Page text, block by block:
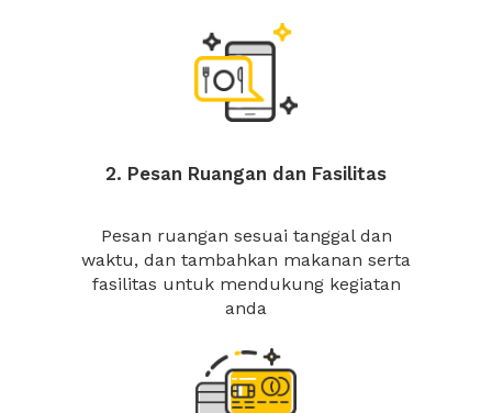
2. Pesan Ruangan dan Fasilitas
Pesan ruangan sesuai tanggal dan
waktu, dan tambahkan makanan serta
fasilitas untuk mendukung kegiatan
anda